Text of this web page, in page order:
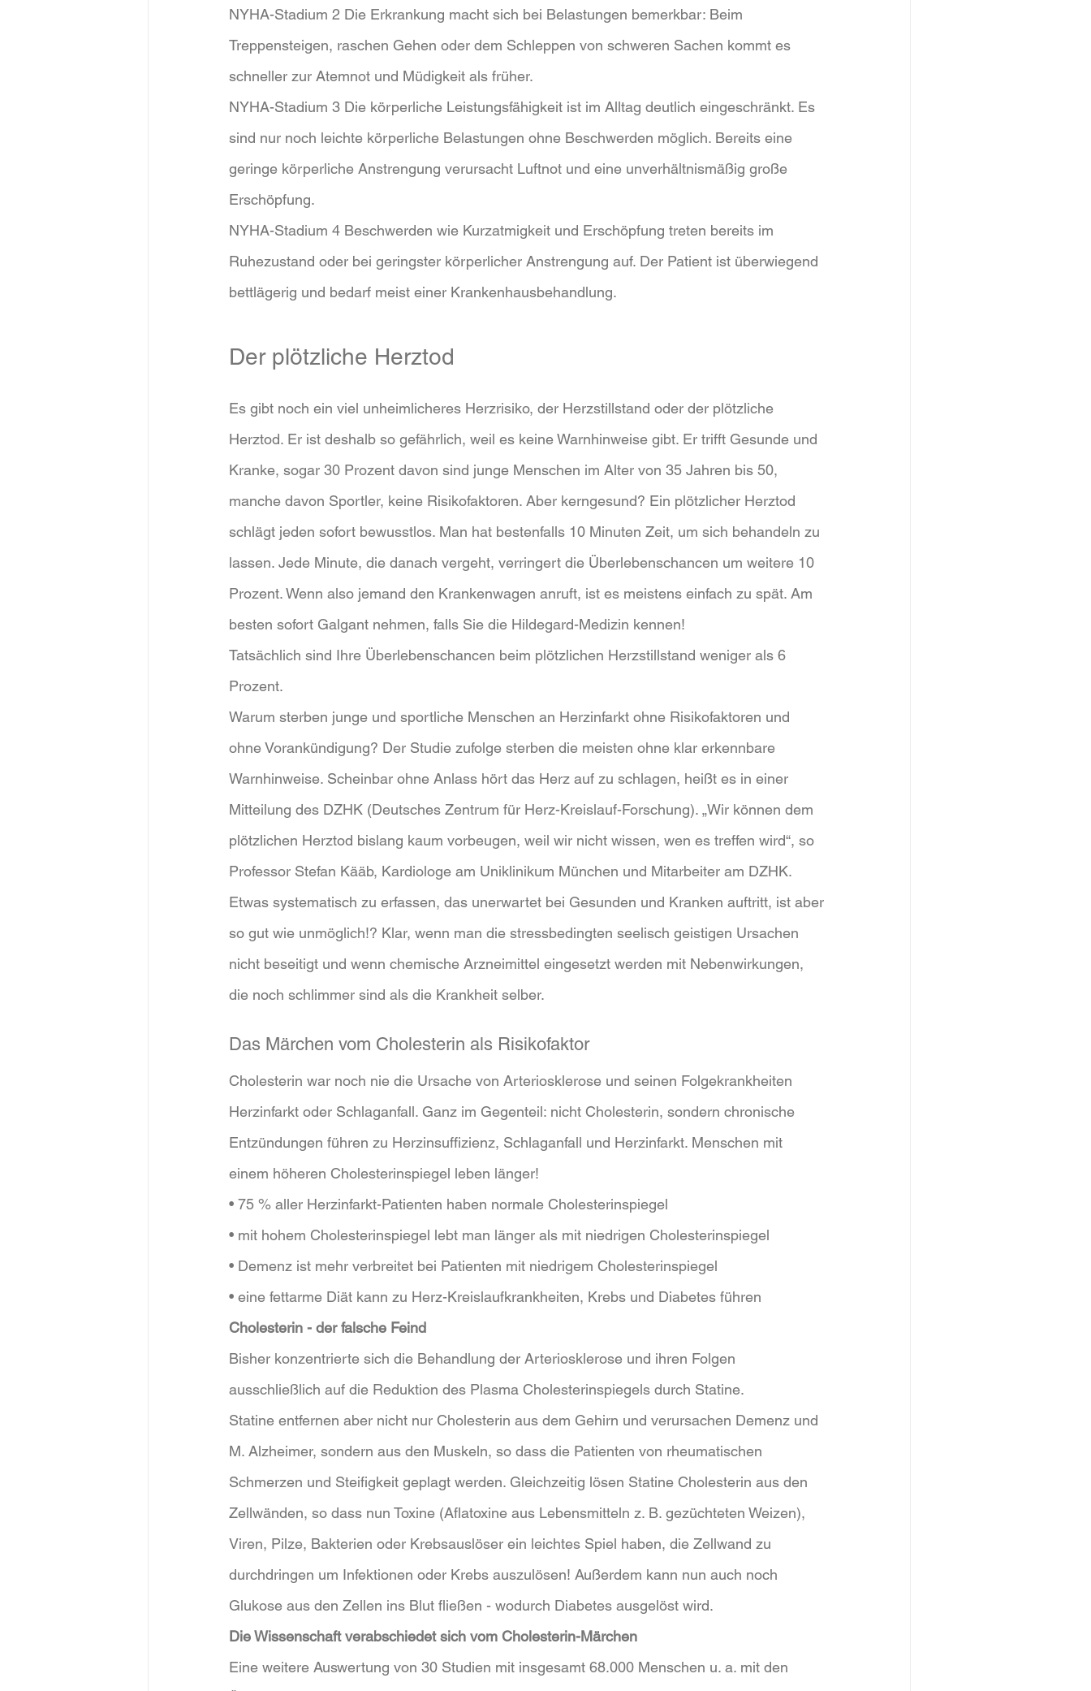
NYHA-Stadium 2 Die Erkrankung macht sich bei Belastungen bemerkbar: Beim
Treppensteigen, raschen Gehen oder dem Schleppen von schweren Sachen kommt es
schneller zur Atemnot und Müdigkeit als früher.
NYHA-Stadium 3 Die körperliche Leistungsfähigkeit ist im Alltag deutlich eingeschränkt. Es
sind nur noch leichte körperliche Belastungen ohne Beschwerden möglich. Bereits eine
geringe körperliche Anstrengung verursacht Luftnot und eine unverhältnismäßig große
Erschöpfung.
NYHA-Stadium 4 Beschwerden wie Kurzatmigkeit und Erschöpfung treten bereits im
Ruhezustand oder bei geringster körperlicher Anstrengung auf. Der Patient ist überwiegend
bettlägerig und bedarf meist einer Krankenhausbehandlung.
Der plötzliche Herztod
Es gibt noch ein viel unheimlicheres Herzrisiko, der Herzstillstand oder der plötzliche
Herztod. Er ist deshalb so gefährlich, weil es keine Warnhinweise gibt. Er trifft Gesunde und
Kranke, sogar 30 Prozent davon sind junge Menschen im Alter von 35 Jahren bis 50,
manche davon Sportler, keine Risikofaktoren. Aber kerngesund? Ein plötzlicher Herztod
schlägt jeden sofort bewusstlos. Man hat bestenfalls 10 Minuten Zeit, um sich behandeln zu
lassen. Jede Minute, die danach vergeht, verringert die Überlebenschancen um weitere 10
Prozent. Wenn also jemand den Krankenwagen anruft, ist es meistens einfach zu spät. Am
besten sofort Galgant nehmen, falls Sie die Hildegard-Medizin kennen!
Tatsächlich sind Ihre Überlebenschancen beim plötzlichen Herzstillstand weniger als 6
Prozent.
Warum sterben junge und sportliche Menschen an Herzinfarkt ohne Risikofaktoren und
ohne Vorankündigung? Der Studie zufolge sterben die meisten ohne klar erkennbare
Warnhinweise. Scheinbar ohne Anlass hört das Herz auf zu schlagen, heißt es in einer
Mitteilung des DZHK (Deutsches Zentrum für Herz-Kreislauf-Forschung). „Wir können dem
plötzlichen Herztod bislang kaum vorbeugen, weil wir nicht wissen, wen es treffen wird“, so
Professor Stefan Kääb, Kardiologe am Uniklinikum München und Mitarbeiter am DZHK.
Etwas systematisch zu erfassen, das unerwartet bei Gesunden und Kranken auftritt, ist aber
so gut wie unmöglich!? Klar, wenn man die stressbedingten seelisch geistigen Ursachen
nicht beseitigt und wenn chemische Arzneimittel eingesetzt werden mit Nebenwirkungen,
die noch schlimmer sind als die Krankheit selber.
Das Märchen vom Cholesterin als Risikofaktor
Cholesterin war noch nie die Ursache von Arteriosklerose und seinen Folgekrankheiten
Herzinfarkt oder Schlaganfall. Ganz im Gegenteil: nicht Cholesterin, sondern chronische
Entzündungen führen zu Herzinsuffizienz, Schlaganfall und Herzinfarkt. Menschen mit
einem höheren Cholesterinspiegel leben länger!
• 75 % aller Herzinfarkt-Patienten haben normale Cholesterinspiegel
• mit hohem Cholesterinspiegel lebt man länger als mit niedrigen Cholesterinspiegel
• Demenz ist mehr verbreitet bei Patienten mit niedrigem Cholesterinspiegel
• eine fettarme Diät kann zu Herz-Kreislaufkrankheiten, Krebs und Diabetes führen
Cholesterin - der falsche Feind
Bisher konzentrierte sich die Behandlung der Arteriosklerose und ihren Folgen
ausschließlich auf die Reduktion des Plasma Cholesterinspiegels durch Statine.
Statine entfernen aber nicht nur Cholesterin aus dem Gehirn und verursachen Demenz und
M. Alzheimer, sondern aus den Muskeln, so dass die Patienten von rheumatischen
Schmerzen und Steifigkeit geplagt werden. Gleichzeitig lösen Statine Cholesterin aus den
Zellwänden, so dass nun Toxine (Aflatoxine aus Lebensmitteln z. B. gezüchteten Weizen),
Viren, Pilze, Bakterien oder Krebsauslöser ein leichtes Spiel haben, die Zellwand zu
durchdringen um Infektionen oder Krebs auszulösen! Außerdem kann nun auch noch
Glukose aus den Zellen ins Blut fließen - wodurch Diabetes ausgelöst wird.
Die Wissenschaft verabschiedet sich vom Cholesterin-Märchen
Eine weitere Auswertung von 30 Studien mit insgesamt 68.000 Menschen u. a. mit den